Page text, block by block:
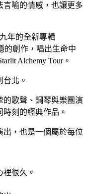
喻的情感，也讓更多
九年的全新專輯
的創作，唱出生命中
Alchemy Tour。
北。
歌聲、鋼琴與樂團演
刻的經典作品。
，也是一個屬於每位
很久。